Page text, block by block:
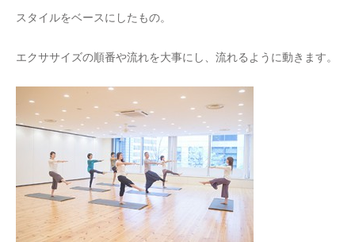
スタイルをベースにしたもの。
エクササイズの順番や流れを大事にし、流れるように動きます。